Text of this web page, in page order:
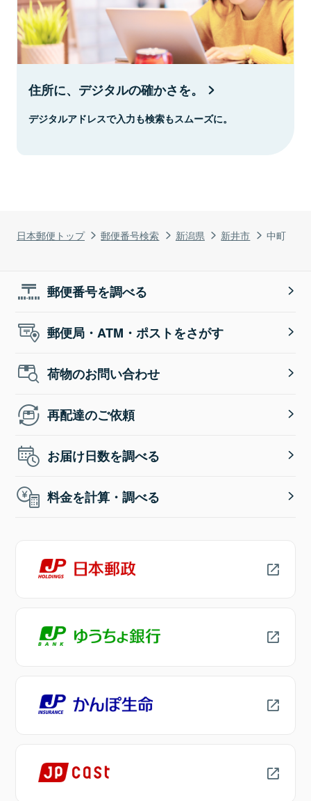
日本郵便トップ 郵便番号検索 新潟県 新井市 中町
住所に、デジタルの確かさを。
デジタルアドレスで入力も検索もスムーズに。
郵便番号を調べる
郵便局・ATM・ポストをさがす
荷物のお問い合わせ
再配達のご依頼
お届け日数を調べる
料金を計算・調べる